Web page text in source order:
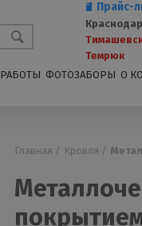
Прайс-
Краснодар
Темрюк
РАБОТЫ ФОТОЗАБОРЫ О
Главная / Кровля /